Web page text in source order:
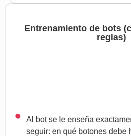
Entrenamiento de bots
reglas)
Al bot se le enseña
seguir: en qué botones debe